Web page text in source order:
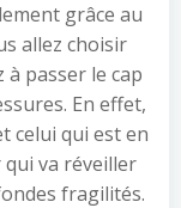
grâce au
allez choisir
à passer le cap
En effet,
celui qui est en
va réveiller
fragilités.